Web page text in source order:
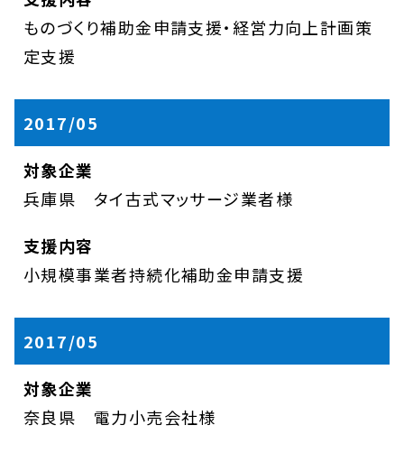
ものづくり補助金申請支援・経営力向上計画策
定支援
2017/05
兵庫県 タイ古式マッサージ業者様
小規模事業者持続化補助金申請支援
2017/05
奈良県 電力小売会社様